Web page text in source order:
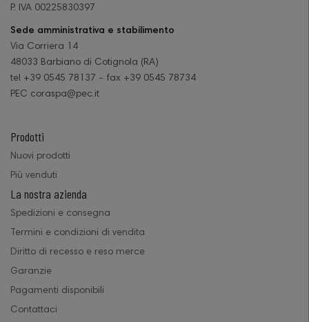
P. IVA 00225830397
Sede amministrativa e stabilimento
Via Corriera 14
48033 Barbiano di Cotignola (RA)
tel +39 0545 78137 - fax +39 0545 78734
PEC coraspa@pec.it
Prodotti
Nuovi prodotti
Più venduti
La nostra azienda
Spedizioni e consegna
Termini e condizioni di vendita
Diritto di recesso e reso merce
Garanzie
Pagamenti disponibili
Contattaci